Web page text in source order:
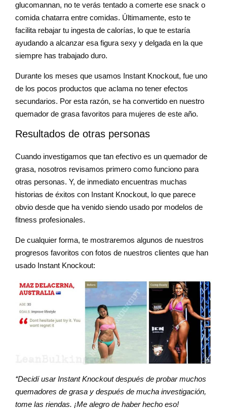
glucomannan, no te verás tentado a comerte ese snack o
comida chatarra entre comidas. Últimamente, esto te
facilita rebajar tu ingesta de calorías, lo que te estaría
ayudando a alcanzar esa figura sexy y delgada en la que
siempre has trabajado duro.
Durante los meses que usamos Instant Knockout, fue uno
de los pocos productos que aclama no tener efectos
secundarios. Por esta razón, se ha convertido en nuestro
quemador de grasa favoritos para mujeres de este año.
Resultados de otras personas
Cuando investigamos que tan efectivo es un quemador de
grasa, nosotros revisamos primero como funciono para
otras personas. Y, de inmediato encuentras muchas
historias de éxitos con Instant Knockout, lo que parece
obvio desde que ha venido siendo usado por modelos de
fitness profesionales.
De cualquier forma, te mostraremos algunos de nuestros
progresos favoritos con fotos de nuestros clientes que han
usado Instant Knockout:
‘‘Decidí usar Instant Knockout después de probar muchos
quemadores de grasa y después de mucha investigación,
tome las riendas. ¡Me alegro de haber hecho eso!